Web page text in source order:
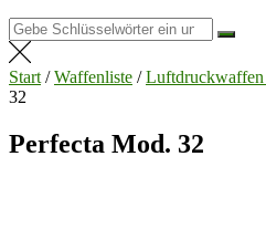
Suchen
nach:
Start /Waffenliste /
32
Perfecta Mod. 32